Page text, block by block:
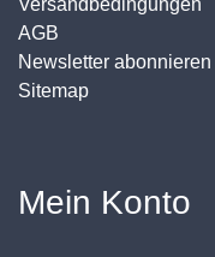
AGB
Newsletter abonnieren
Sitemap
Mein Konto